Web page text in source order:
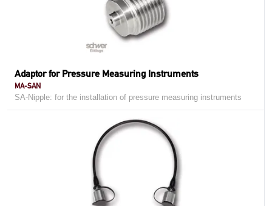
Adaptor for Pressure Measuring Instruments
MA-SAN
SA-Nipple: for the installation of pressure measuring instruments